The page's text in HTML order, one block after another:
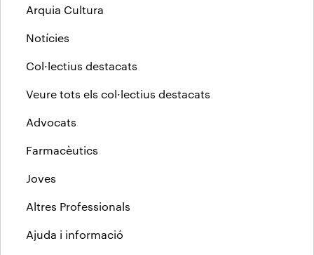
Arquia Cultura
Notícies
Col·lectius destacats
Veure tots els col·lectius destacats
Advocats
Farmacèutics
Joves
Altres Professionals
Ajuda i informació